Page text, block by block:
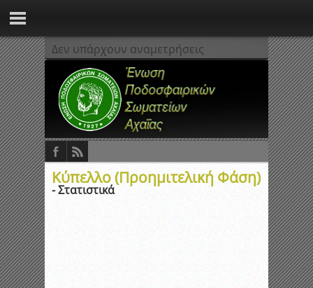
Δεν υπάρχουν αναμετρήσεις
Κύπελλο (Προημιτελική Φάση)
- Στατιστικά